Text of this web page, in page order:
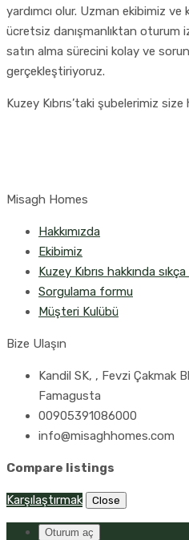
yardımcı olur. Uzman ekibimiz
ücretsiz danışmanlıktan oturum
satın alma sürecini kolay ve
gerçekleştiriyoruz.
Kuzey Kıbrıs’taki şubelerimiz
Misagh Homes
Hakkımızda
Ekibimiz
Kuzey Kıbrıs hakkında
Sorgulama formu
Müşteri Kulübü
Bize Ulaşın
Kandil SK, , Fevzi Çakmak
Famagusta
00905391086000
info@misaghhomes.com
Compare listings
Karşılaştırmak Close
Oturum aç